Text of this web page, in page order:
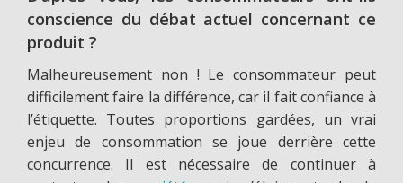
conscience du débat actuel concernant ce
produit ?
Malheureusement non ! Le consommateur peut
difficilement faire la différence, car il fait confiance à
l’étiquette. Toutes proportions gardées, un vrai
enjeu de consommation se joue derrière cette
concurrence. Il est nécessaire de continuer à